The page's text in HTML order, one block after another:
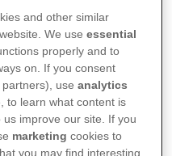
15.000 euros por
excelencia científica
Básica e
españoles de
hayan sido
and other similar
We useessential
properly and to
on. If you consent
partners), useanalytics
to learn what content is
improve our site. If you
marketing cookies to
you may find interesting